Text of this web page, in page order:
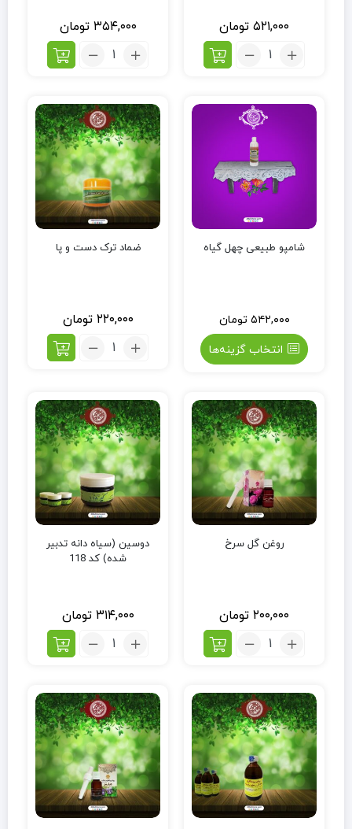
۵۲۱,۰۰۰ تومان ۳۵۴,۰۰۰ تومان
شامپو طبیعی چهل گیاه
۵۴۲,۰۰۰ تومان
انتخاب گزینه‌ها
ضماد ترک دست و پا
۲۲۰,۰۰۰ تومان
روغن گل سرخ
۲۰۰,۰۰۰ تومان
دوسین (سیاه دانه تدبیر
شده) کد 118
۳۱۴,۰۰۰ تومان